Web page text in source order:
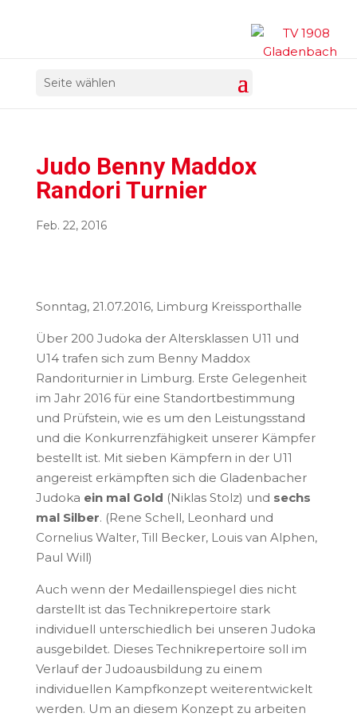
Seite wählen
Judo Benny Maddox
Randori Turnier
Feb. 22, 2016
Sonntag, 21.07.2016, Limburg Kreissporthalle
Über 200 Judoka der Altersklassen U11 und
U14 trafen sich zum Benny Maddox
Randoriturnier in Limburg. Erste Gelegenheit
im Jahr 2016 für eine Standortbestimmung
und Prüfstein, wie es um den Leistungsstand
und die Konkurrenzfähigkeit unserer Kämpfer
bestellt ist. Mit sieben Kämpfern in der U11
angereist erkämpften sich die Gladenbacher
Judoka ein mal Gold (Niklas Stolz) und sechs
mal Silber. (Rene Schell, Leonhard und
Cornelius Walter, Till Becker, Louis van Alphen,
Paul Will)
Auch wenn der Medaillenspiegel dies nicht
darstellt ist das Technikrepertoire stark
individuell unterschiedlich bei unseren Judoka
ausgebildet. Dieses Technikrepertoire soll im
Verlauf der Judoausbildung zu einem
individuellen Kampfkonzept weiterentwickelt
werden. Um an diesem Konzept zu arbeiten